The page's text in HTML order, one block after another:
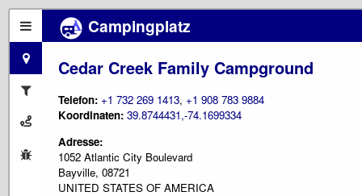
Campingplatz
Cedar Creek Family Campground
Telefon: +1 732 269 1413, +1 908 783 9884
Koordinaten: 39.8744431,-74.1699334
Adresse:
1052 Atlantic City Boulevard
Bayville, 08721
UNITED STATES OF AMERICA